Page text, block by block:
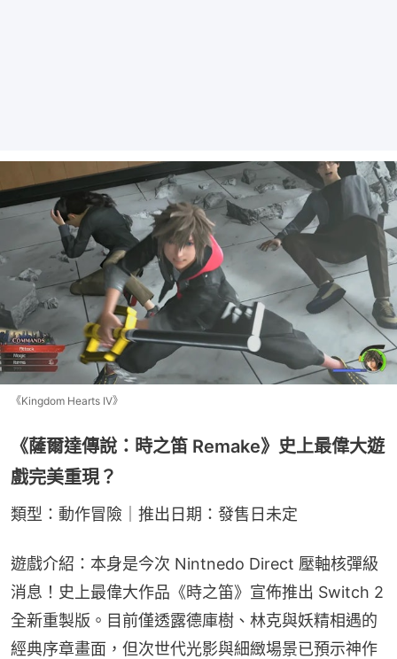
《Kingdom Hearts IV》
《薩爾達傳說：時之笛 Remake》史上最偉大遊
戲完美重現？
類型：動作冒險｜推出日期：發售日未定
遊戲介紹：本身是今次 Nintnedo Direct 壓軸核彈級
消息！史上最偉大作品《時之笛》宣佈推出 Switch 2
全新重製版。目前僅透露德庫樹、林克與妖精相遇的
經典序章畫面，但次世代光影與細緻場景已預示神作